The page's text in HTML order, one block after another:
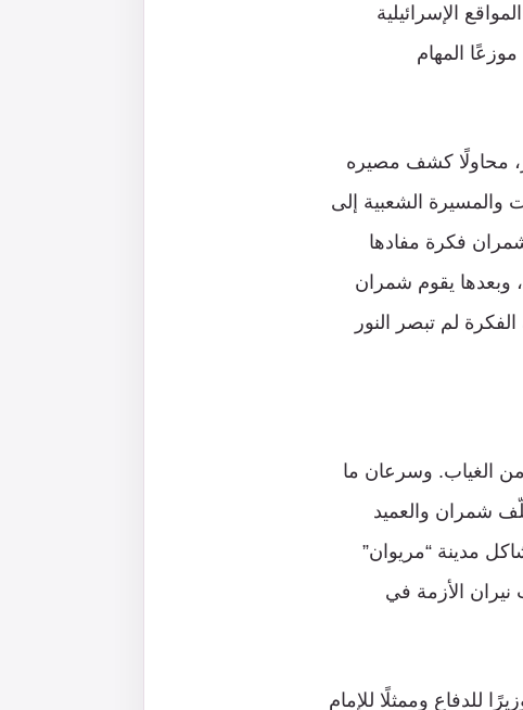
الإسرائيلية
البراجنة موزعًا المهام
محاولًا كشف مصيره
والمسيرة الشعبية إلى
فكرة مفادها
وبعدها يقوم شمران
لم تبصر النور
في إيران عام 1979، عاد شمران إليها بعد 22 عامًا من الغياب. وسرعان ما
شمران والعميد
مدينة “مريوان”
الأزمة في
للدفاع وممثلًا للإمام